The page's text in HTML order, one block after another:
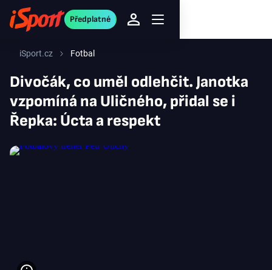
Předplatné
iSport.cz Fotbal
Divočák, co uměl odlehčit. Janotka
vzpomíná na Uličného, přidal se i
Řepka: Úcta a respekt